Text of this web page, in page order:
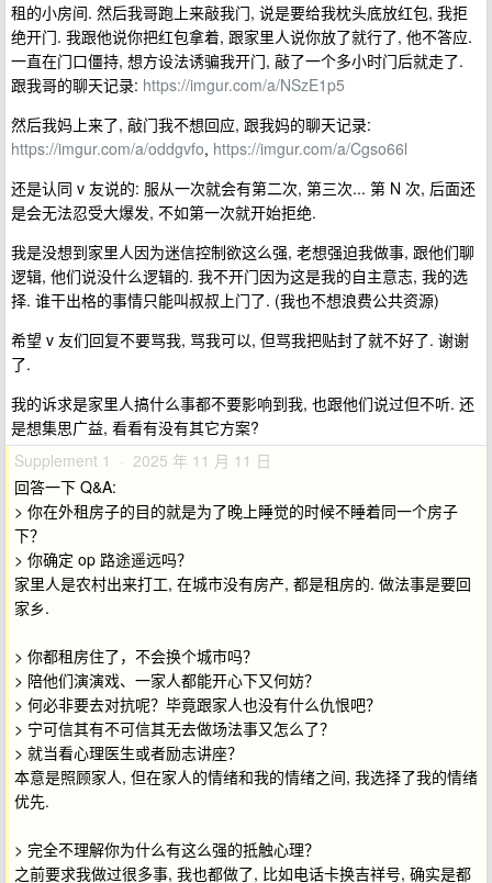
租的小房间. 然后我哥跑上来敲我门, 说是要给我枕头底放红包, 我拒
绝开门. 我跟他说你把红包拿着, 跟家里人说你放了就行了, 他不答应.
一直在门口僵持, 想方设法诱骗我开门, 敲了一个多小时门后就走了.
跟我哥的聊天记录: https://imgur.com/a/NSzE1p5
然后我妈上来了, 敲门我不想回应, 跟我妈的聊天记录:
https://imgur.com/a/oddgvfo, https://imgur.com/a/Cgso66l
还是认同 v 友说的: 服从一次就会有第二次, 第三次... 第 N 次, 后面还
是会无法忍受大爆发, 不如第一次就开始拒绝.
我是没想到家里人因为迷信控制欲这么强, 老想强迫我做事, 跟他们聊
逻辑, 他们说没什么逻辑的. 我不开门因为这是我的自主意志, 我的选
择. 谁干出格的事情只能叫叔叔上门了. (我也不想浪费公共资源)
希望 v 友们回复不要骂我, 骂我可以, 但骂我把贴封了就不好了. 谢谢
了.
我的诉求是家里人搞什么事都不要影响到我, 也跟他们说过但不听. 还
是想集思广益, 看看有没有其它方案?
Supplement 1 · 2025 年 11 月 11 日
回答一下 Q&A:
> 你在外租房子的目的就是为了晚上睡觉的时候不睡着同一个房子
下？
> 你确定 op 路途遥远吗？
家里人是农村出来打工, 在城市没有房产, 都是租房的. 做法事是要回
家乡.
> 你都租房住了，不会换个城市吗？
> 陪他们演演戏、一家人都能开心下又何妨？
> 何必非要去对抗呢？毕竟跟家人也没有什么仇恨吧？
> 宁可信其有不可信其无去做场法事又怎么了？
> 就当看心理医生或者励志讲座？
本意是照顾家人, 但在家人的情绪和我的情绪之间, 我选择了我的情绪
优先.
> 完全不理解你为什么有这么强的抵触心理？
之前要求我做过很多事, 我也都做了, 比如电话卡换吉祥号, 确实是都